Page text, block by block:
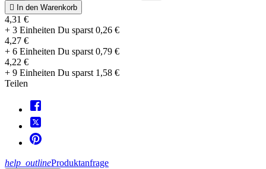

In den Warenkorb
4,31 €
+ 3 Einheiten Du sparst 0,26 €
4,27 €
+ 6 Einheiten Du sparst 0,79 €
4,22 €
+ 9 Einheiten Du sparst 1,58 €
Teilen
help_outlineProduktanfrage